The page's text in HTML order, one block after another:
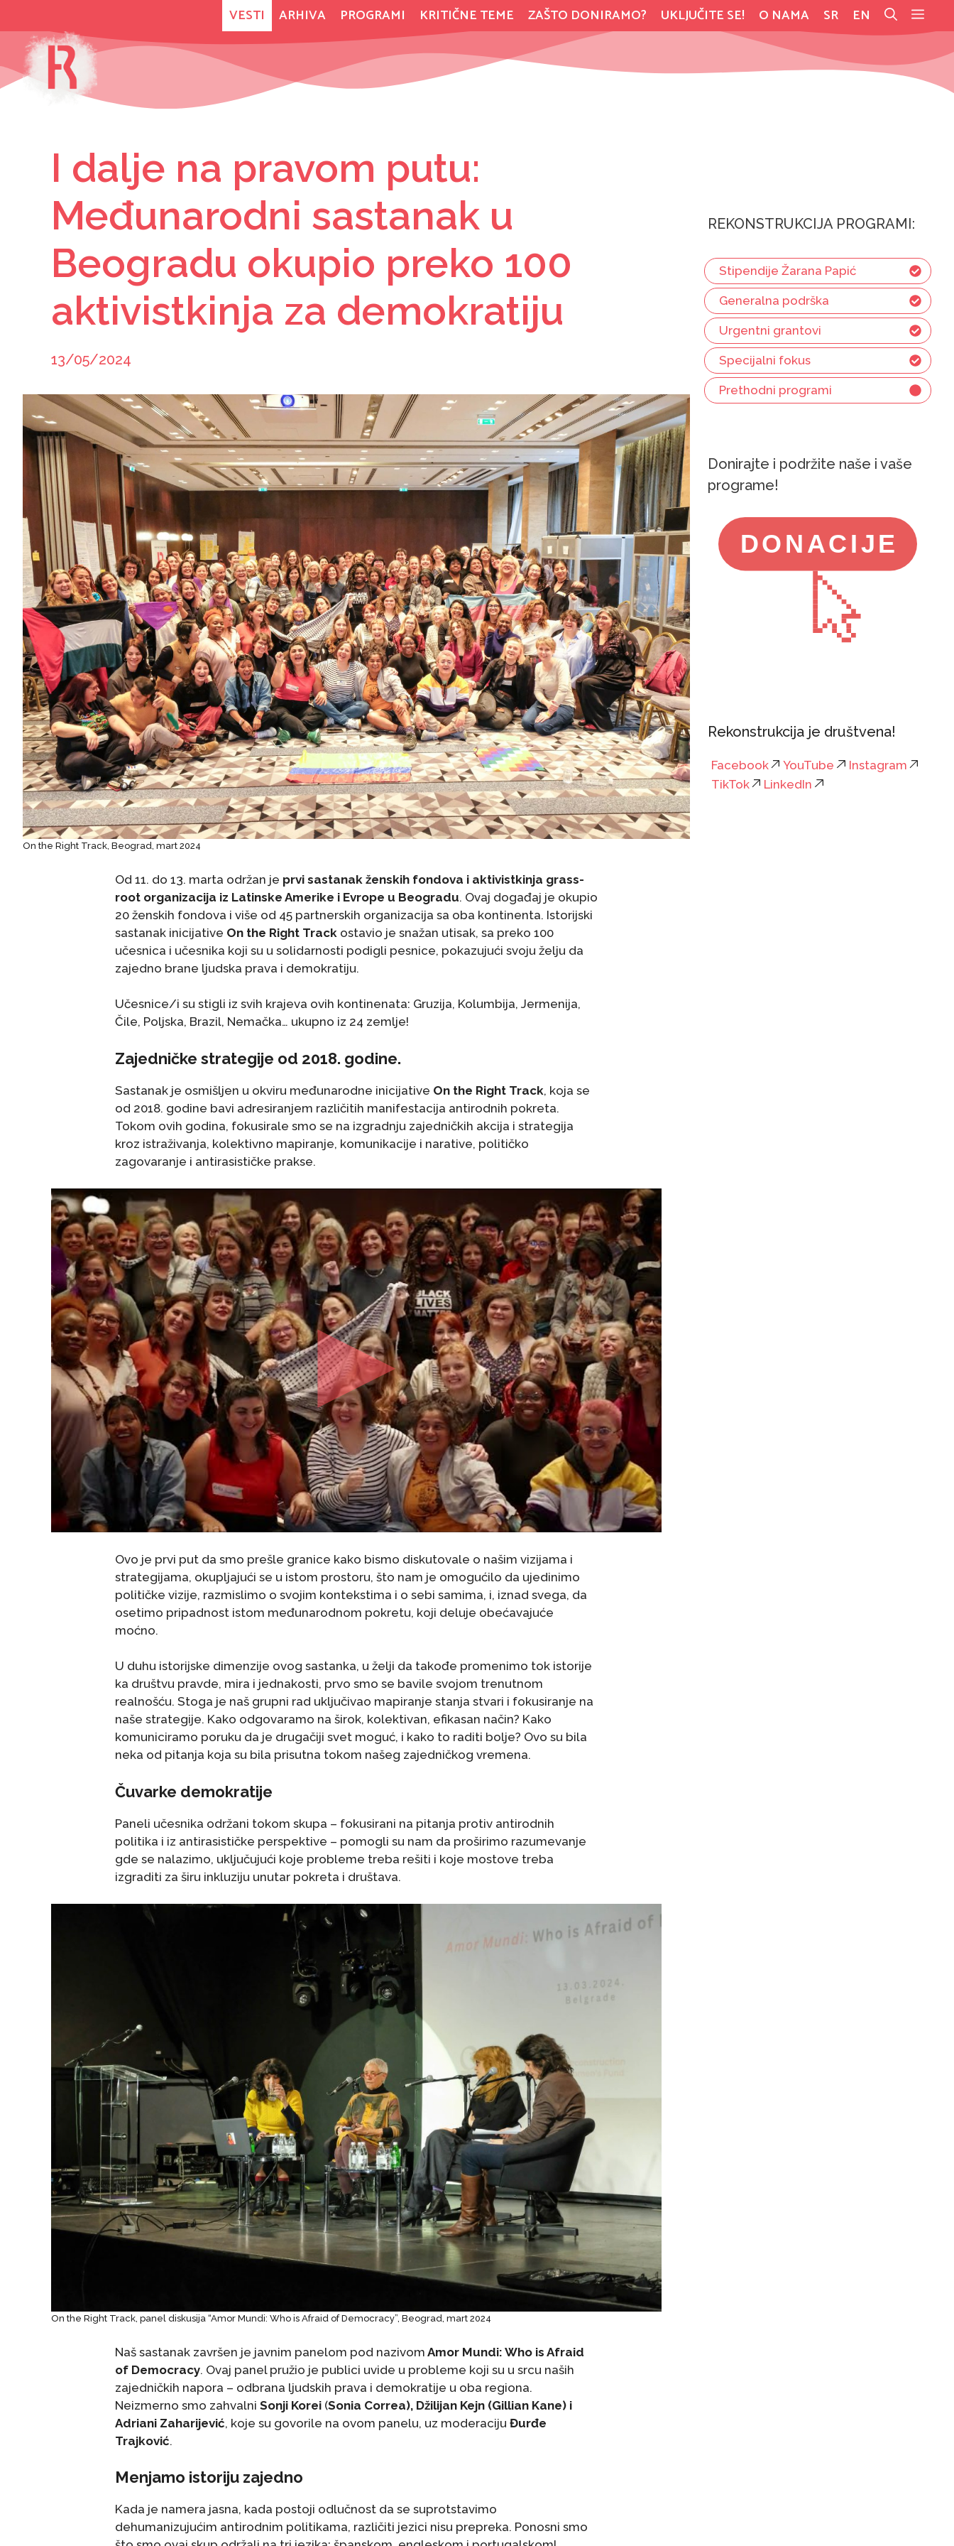
content
VESTI ARHIVA PROGRAMI KRITIČNE TEME ZAŠTO DONIRAMO? UKLJUČITE SE! O NAMA SR EN
I dalje na pravom putu:
Međunarodni sastanak u
Beogradu okupio preko 100
aktivistkinja za demokratiju
13/05/2024
On the Right Track, Beograd, mart 2024
Od 11. do 13. marta održan je prvi sastanak ženskih fondova i aktivistkinja grass-
root organizacija iz Latinske Amerike i Evrope u Beogradu. Ovaj događaj je okupio
20 ženskih fondova i više od 45 partnerskih organizacija sa oba kontinenta. Istorijski
sastanak inicijative On the Right Track ostavio je snažan utisak, sa preko 100
učesnica i učesnika koji su u solidarnosti podigli pesnice, pokazujući svoju želju da
zajedno brane ljudska prava i demokratiju.
Učesnice/i su stigli iz svih krajeva ovih kontinenata: Gruzija, Kolumbija, Jermenija,
Čile, Poljska, Brazil, Nemačka… ukupno iz 24 zemlje!
Zajedničke strategije od 2018. godine.
Sastanak je osmišljen u okviru međunarodne inicijative On the Right Track, koja se
od 2018. godine bavi adresiranjem različitih manifestacija antirodnih pokreta.
Tokom ovih godina, fokusirale smo se na izgradnju zajedničkih akcija i strategija
kroz istraživanja, kolektivno mapiranje, komunikacije i narative, političko
zagovaranje i antirasističke prakse.
Ovo je prvi put da smo prešle granice kako bismo diskutovale o našim vizijama i
strategijama, okupljajući se u istom prostoru, što nam je omogućilo da ujedinimo
političke vizije, razmislimo o svojim kontekstima i o sebi samima, i, iznad svega, da
osetimo pripadnost istom međunarodnom pokretu, koji deluje obećavajuće
moćno.
U duhu istorijske dimenzije ovog sastanka, u želji da takođe promenimo tok istorije
ka društvu pravde, mira i jednakosti, prvo smo se bavile svojom trenutnom
realnošću. Stoga je naš grupni rad uključivao mapiranje stanja stvari i fokusiranje na
naše strategije. Kako odgovaramo na širok, kolektivan, efikasan način? Kako
komuniciramo poruku da je drugačiji svet moguć, i kako to raditi bolje? Ovo su bila
neka od pitanja koja su bila prisutna tokom našeg zajedničkog vremena.
Čuvarke demokratije
Paneli učesnika održani tokom skupa – fokusirani na pitanja protiv antirodnih
politika i iz antirasističke perspektive – pomogli su nam da proširimo razumevanje
gde se nalazimo, uključujući koje probleme treba rešiti i koje mostove treba
izgraditi za širu inkluziju unutar pokreta i društava.
On the Right Track, panel diskusija “Amor Mundi: Who is Afraid of Democracy”, Beograd, mart 2024
Naš sastanak završen je javnim panelom pod nazivom Amor Mundi: Who is Afraid
of Democracy. Ovaj panel pružio je publici uvide u probleme koji su u srcu naših
zajedničkih napora – odbrana ljudskih prava i demokratije u oba regiona.
Neizmerno smo zahvalni Sonji Korei (Sonia Correa), Džilijan Kejn (Gillian Kane) i
Adriani Zaharijević, koje su govorile na ovom panelu, uz moderaciju Đurđe
Trajković.
Menjamo istoriju zajedno
Kada je namera jasna, kada postoji odlučnost da se suprotstavimo
dehumanizujućim antirodnim politikama, različiti jezici nisu prepreka. Ponosni smo
REKONSTRUKCIJA PROGRAMI:
Stipendije Žarana Papić
Generalna podrška
Urgentni grantovi
Specijalni fokus
Prethodni programi
Donirajte i podržite naše i vaše
programe!
Rekonstrukcija je društvena!
Facebook YouTube
Instagram
TikTok
LinkedIn